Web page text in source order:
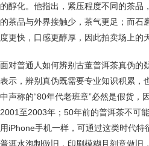
的醇化。他指出，紧压程度不同的茶品
的茶品与外界接触少，茶气更足；而石
度更快，口感更醇厚，因此拍卖场上的
面对普通人如何辨别古董普洱茶真伪的
表示，辨别真伪既需要专业知识积累，
中声称的“80年代老班章”必然是假货，
2001至2003年；50年前的普洱茶不可
用iPhone手机一样，可通过这类时代特
普洱水泡制做旧，印刷模糊且刻意做旧